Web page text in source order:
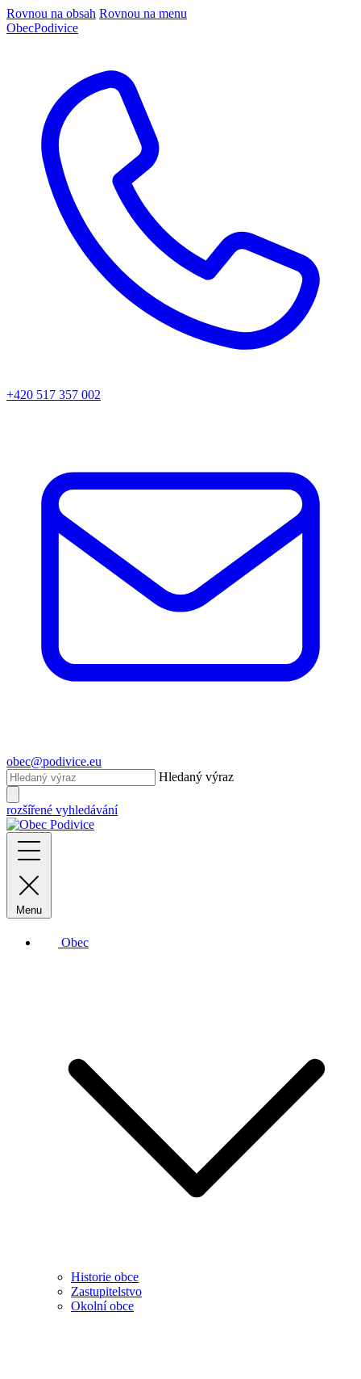
Rovnou na obsah Rovnou na menu
ObecPodivice
+420 517 357 002
obec@podivice.eu
Hledaný výraz
rozšířené vyhledávání
Menu
Obec
Historie obce
Zastupitelstvo
Okolní obce